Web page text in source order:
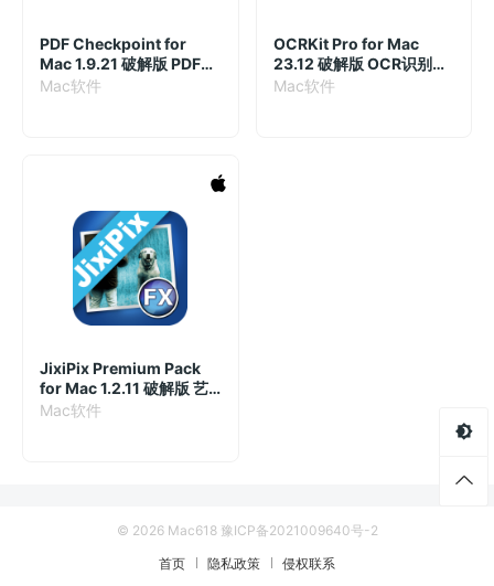
PDF Checkpoint for
Mac 1.9.21 破解版 PDF自
动化批处理工具
Mac软件
OCRKit Pro for Mac
23.12 破解版 OCR识别应
用
Mac软件
JixiPix Premium Pack
for Mac 1.2.11 破解版 艺
术照片特效软件合集
Mac软件
© 2026 Mac618 豫ICP备2021009640号-2
首页
隐私政策 侵权联系